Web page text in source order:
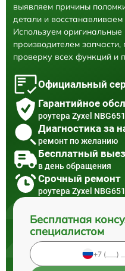
выявляем причины
детали и восстанавливаем
Используем
производителем
проверку всех функций и
Официальный
Гарантийное
роутера Zyxel
Диагностика за
ремонт по желанию
Бесплатный
в день обращения
Срочный ремонт
роутера Zyxel
Бесплатная
специалистом